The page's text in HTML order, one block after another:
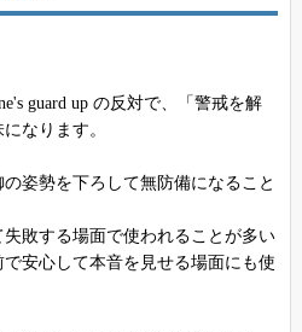
guard up の反対で、「警戒を解
なります。
姿勢を下ろして無防備になること
敗する場面で使われることが多い
安心して本音を見せる場面にも使